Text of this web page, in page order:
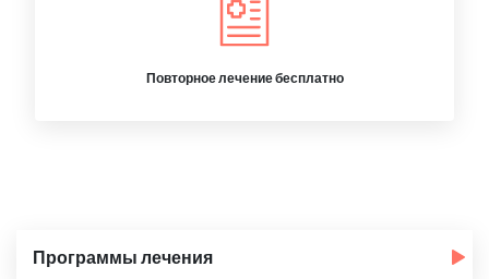
Повторное лечение бесплатно
Программы лечения